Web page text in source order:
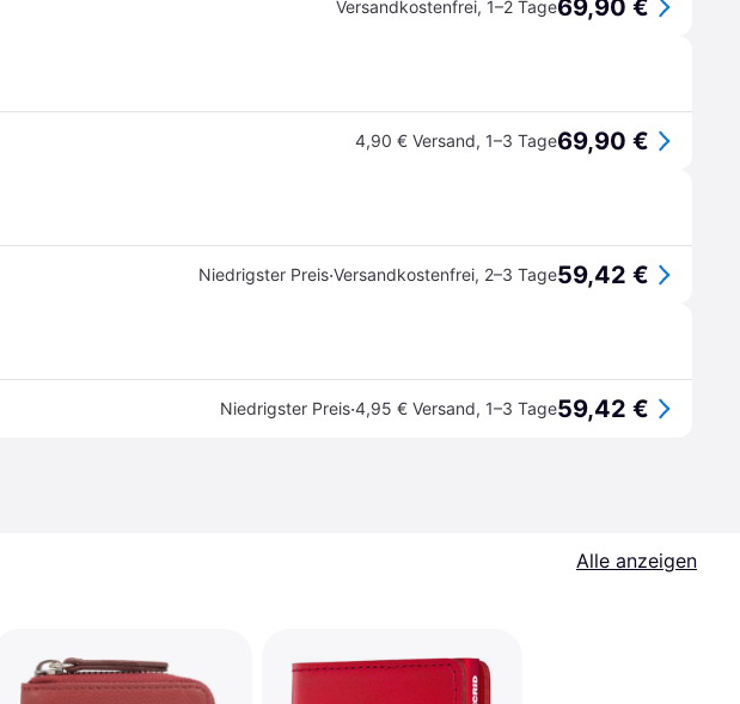
Versandkostenfrei, 1–2 Tage69,90 €
4,90 € Versand, 1–3 Tage69,90 €
Niedrigster Preis·Versandkostenfrei, 2–3 Tage59,42 €
Niedrigster Preis·4,95 € Versand, 1–3 Tage59,42 €
Alle anzeigen